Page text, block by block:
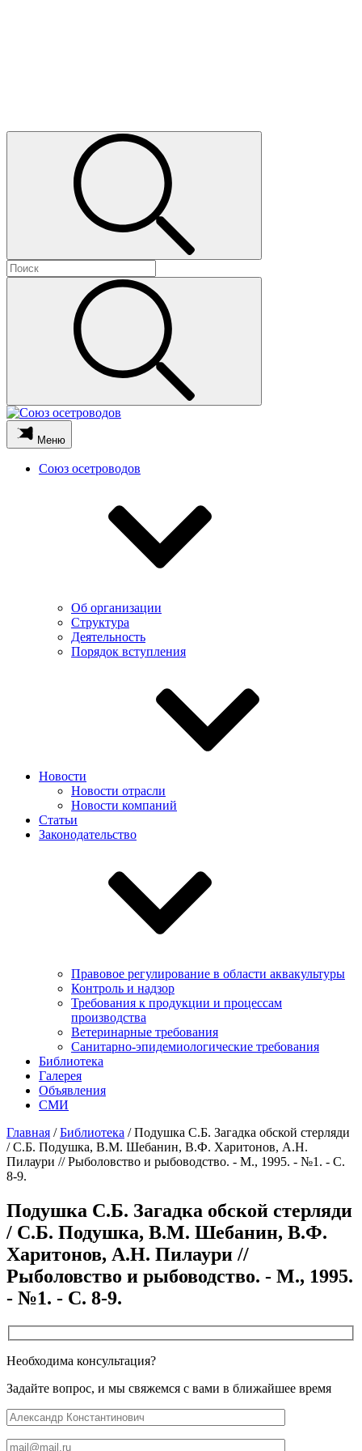
Меню
Союз осетроводов
Об организации
Структура
Деятельность
Порядок вступления
Новости
Новости отрасли
Новости компаний
Статьи
Законодательство
Правовое регулирование в области аквакультуры
Контроль и надзор
Требования к продукции и процессам
производства
Ветеринарные требования
Санитарно-эпидемиологические требования
Библиотека
Галерея
Объявления
СМИ
Главная /Библиотека /Подушка С.Б. Загадка обской стерляди
/ С.Б. Подушка, В.М. Шебанин, В.Ф. Харитонов, А.Н.
Пилаури // Рыболовство и рыбоводство. - М., 1995. - №1. - С.
8-9.
Подушка С.Б. Загадка обской стерляди
/ С.Б. Подушка, В.М. Шебанин, В.Ф.
Харитонов, А.Н. Пилаури //
Рыболовство и рыбоводство. - М., 1995.
- №1. - С. 8-9.
Необходима консультация?
Задайте вопрос, и мы свяжемся с вами в ближайшее время